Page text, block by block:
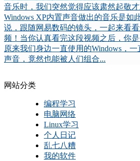
音乐时，我们突然觉得应该肃然起敬
Windows XP内置声音做出的音乐是如
说，跟随网易数码的镜头，一起来看
频！当你认真看完这段视频之后，你
原来我们身边一直使用的Windows，
声音，竟然也能被人们组合...
网站分类
编程学习
电脑网络
Linux学习
个人日记
乱七八糟
我的软件